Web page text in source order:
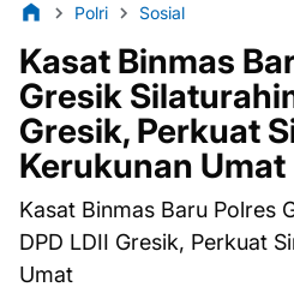
Polri Sosial
Kasat Binmas
Gresik
Gresik, Perkuat
Kerukunan Umat
Kasat Binmas Baru Polres
DPD LDII Gresik, Perkuat
Umat